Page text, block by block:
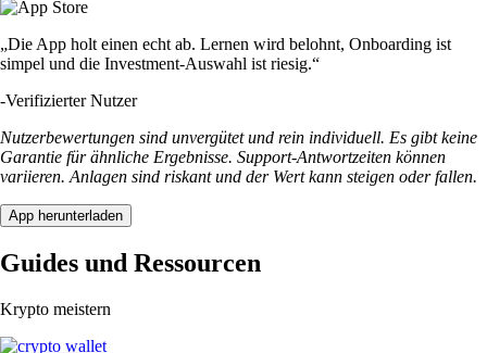
„Die App holt einen echt ab. Lernen wird belohnt, Onboarding ist
simpel und die Investment-Auswahl ist riesig.“
-Verifizierter Nutzer
Nutzerbewertungen sind unvergütet und rein individuell. Es gibt keine
Garantie für ähnliche Ergebnisse. Support-Antwortzeiten können
variieren. Anlagen sind riskant und der Wert kann steigen oder fallen.
App herunterladen
Guides und Ressourcen
Krypto meistern